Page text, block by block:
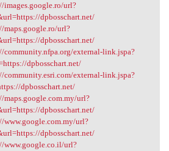
images.google.ro/url?
dpbosschart.net/
maps.google.ro/url?
dpbosschart.net/
community.nfpa.org/external-link.jspa?
dpbosschart.net/
community.esri.com/external-link.jspa?
dpbosschart.net/
maps.google.com.my/url?
dpbosschart.net/
www.google.com.my/url?
dpbosschart.net/
www.google.co.il/url?